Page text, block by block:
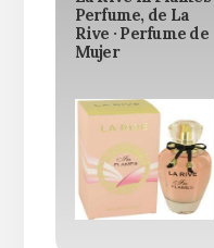
Perfume, de La
Rive · Perfume de
Mujer